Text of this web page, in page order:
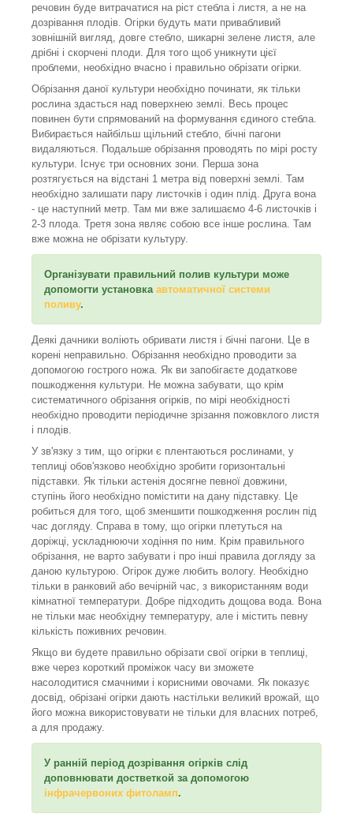
речовин буде витрачатися на ріст стебла і листя, а не на
дозрівання плодів. Огірки будуть мати привабливий
зовнішній вигляд, довге стебло, шикарні зелене листя, але
дрібні і скорчені плоди. Для того щоб уникнути цієї
проблеми, необхідно вчасно і правильно обрізати огірки.
Обрізання даної культури необхідно починати, як тільки
рослина здасться над поверхнею землі. Весь процес
повинен бути спрямований на формування єдиного стебла.
Вибирається найбільш щільний стебло, бічні пагони
видаляються. Подальше обрізання проводять по мірі росту
культури. Існує три основних зони. Перша зона
розтягується на відстані 1 метра від поверхні землі. Там
необхідно залишати пару листочків і один плід. Друга вона
- це наступний метр. Там ми вже залишаємо 4-6 листочків і
2-3 плода. Третя зона являє собою все інше рослина. Там
вже можна не обрізати культуру.
Організувати правильний полив культури може
допомогти установка автоматичної системи
поливу.
Деякі дачники воліють обривати листя і бічні пагони. Це в
корені неправильно. Обрізання необхідно проводити за
допомогою гострого ножа. Як ви запобігаєте додаткове
пошкодження культури. Не можна забувати, що крім
систематичного обрізання огірків, по мірі необхідності
необхідно проводити періодичне зрізання пожовклого листя
і плодів.
У зв'язку з тим, що огірки є плентаються рослинами, у
теплиці обов'язково необхідно зробити горизонтальні
підставки. Як тільки астенія досягне певної довжини,
ступінь його необхідно помістити на дану підставку. Це
робиться для того, щоб зменшити пошкодження рослин під
час догляду. Справа в тому, що огірки плетуться на
доріжці, ускладнюючи ходіння по ним. Крім правильного
обрізання, не варто забувати і про інші правила догляду за
даною культурою. Огірок дуже любить вологу. Необхідно
тільки в ранковий або вечірній час, з використанням води
кімнатної температури. Добре підходить дощова вода. Вона
не тільки має необхідну температуру, але і містить певну
кількість поживних речовин.
Якщо ви будете правильно обрізати свої огірки в теплиці,
вже через короткий проміжок часу ви зможете
насолодитися смачними і корисними овочами. Як показує
досвід, обрізані огірки дають настільки великий врожай, що
його можна використовувати не тільки для власних потреб,
а для продажу.
У ранній період дозрівання огірків слід
доповнювати достветкой за допомогою
інфрачервоних фитоламп.